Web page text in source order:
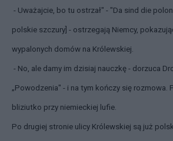
- Uważajcie, bo tu ostrzał" - "Da sind die
polskie szczury] - ostrzegają Niemcy,
wypalonych domów na Królewskiej.
- No, ale damy im dzisiaj nauczkę - dorzuca
„Powodzenia" - i na tym kończy się rozmowa.
bliziutko przy niemieckiej lufie.
Po drugiej stronie ulicy Królewskiej są już